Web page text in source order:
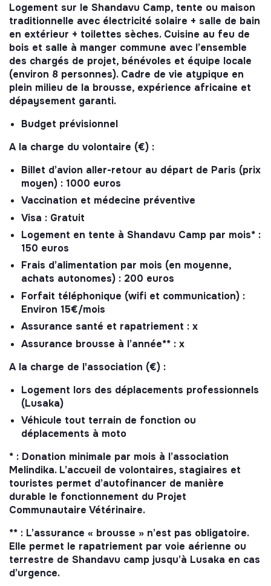
Logement sur le Shandavu Camp, tente ou maison
traditionnelle avec électricité solaire + salle de bain
en extérieur + toilettes sèches. Cuisine au feu de
bois et salle à manger commune avec l’ensemble
des chargés de projet, bénévoles et équipe locale
(environ 8 personnes). Cadre de vie atypique en
plein milieu de la brousse, expérience africaine et
dépaysement garanti.
Budget prévisionnel
A la charge du volontaire (€) :
Billet d’avion aller-retour au départ de Paris (prix
moyen) : 1000 euros
Vaccination et médecine préventive
Visa : Gratuit
Logement en tente à Shandavu Camp par mois* :
150 euros
Frais d’alimentation par mois (en moyenne,
achats autonomes) : 200 euros
Forfait téléphonique (wifi et communication) :
Environ 15€/mois
Assurance santé et rapatriement : x
Assurance brousse à l’année** : x
A la charge de l'association (€) :
Logement lors des déplacements professionnels
(Lusaka)
Véhicule tout terrain de fonction ou
déplacements à moto
* : Donation minimale par mois à l’association
Melindika. L’accueil de volontaires, stagiaires et
touristes permet d’autofinancer de manière
durable le fonctionnement du Projet
Communautaire Vétérinaire.
** : L’assurance « brousse » n’est pas obligatoire.
Elle permet le rapatriement par voie aérienne ou
terrestre de Shandavu camp jusqu’à Lusaka en cas
d’urgence.